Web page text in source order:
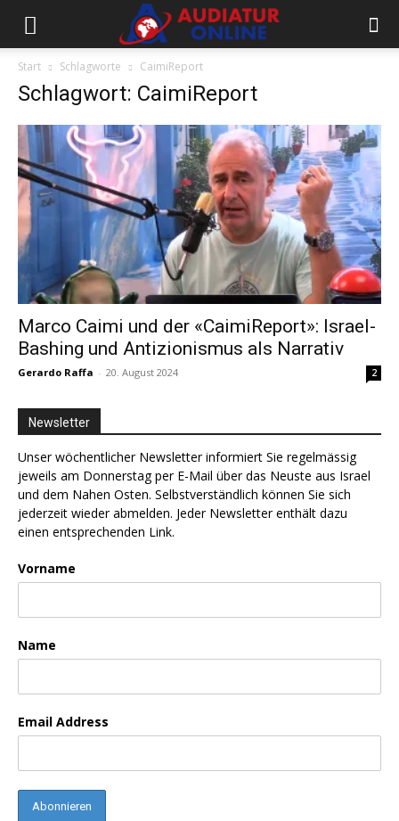
Start Schlagworte CaimiReport
Schlagwort: CaimiReport
Marco Caimi und der «CaimiReport»: Israel-
Bashing und Antizionismus als Narrativ
Gerardo Raffa - 20. August 2024 2
Newsletter
Unser wöchentlicher Newsletter informiert Sie regelmässig
jeweils am Donnerstag per E-Mail über das Neuste aus Israel
und dem Nahen Osten. Selbstverständlich können Sie sich
jederzeit wieder abmelden. Jeder Newsletter enthält dazu
einen entsprechenden Link.
Vorname
Name
Email Address